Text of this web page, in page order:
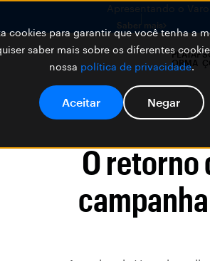
cookies para garantir que você tenha a
saber mais sobre os diferentes
nossa política de privacidade.
Aceitar Negar
Apresentando o
Saber mais
PLATAF
ORMA
O retorno